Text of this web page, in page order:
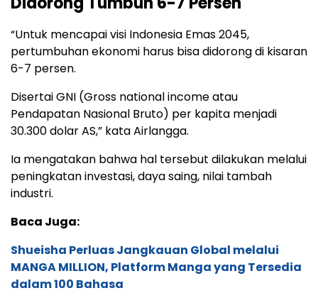
“Untuk mencapai visi Indonesia Emas 2045,
pertumbuhan ekonomi harus bisa didorong di kisaran
6-7 persen.
Disertai GNI (Gross national income atau
Pendapatan Nasional Bruto) per kapita menjadi
30.300 dolar AS,” kata Airlangga.
Ia mengatakan bahwa hal tersebut dilakukan melalui
peningkatan investasi, daya saing, nilai tambah
industri.
Baca Juga:
Shueisha Perluas Jangkauan Global melalui
MANGA MILLION, Platform Manga yang Tersedia
dalam 100 Bahasa